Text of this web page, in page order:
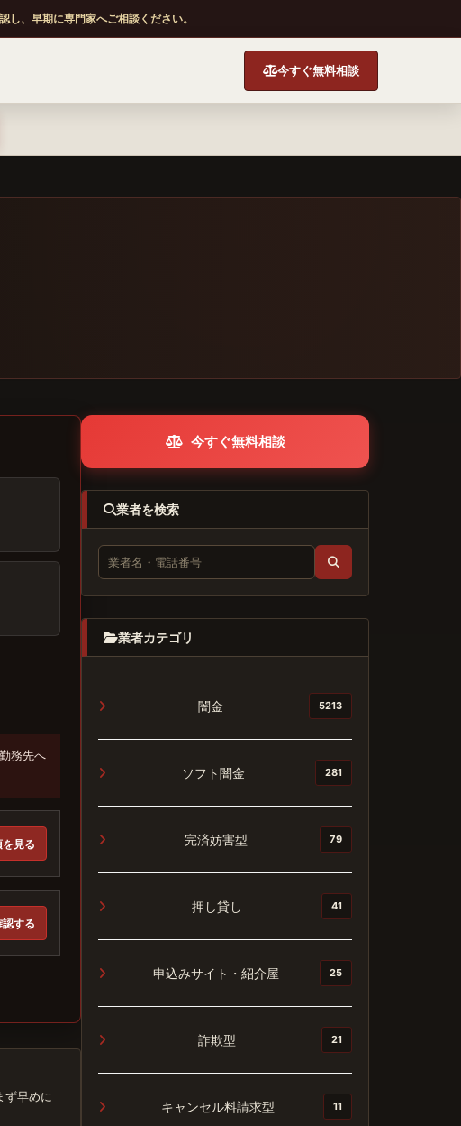
、早期に専門家へご相談ください。
今すぐ無料相談
務先へ
見る
する
ず早めに
今すぐ無料相談
業者を検索
業者カテゴリ
闇金 5213
ソフト闇金 281
完済妨害型 79
押し貸し 41
申込みサイト・紹介屋 25
詐欺型 21
キャンセル料請求型 11